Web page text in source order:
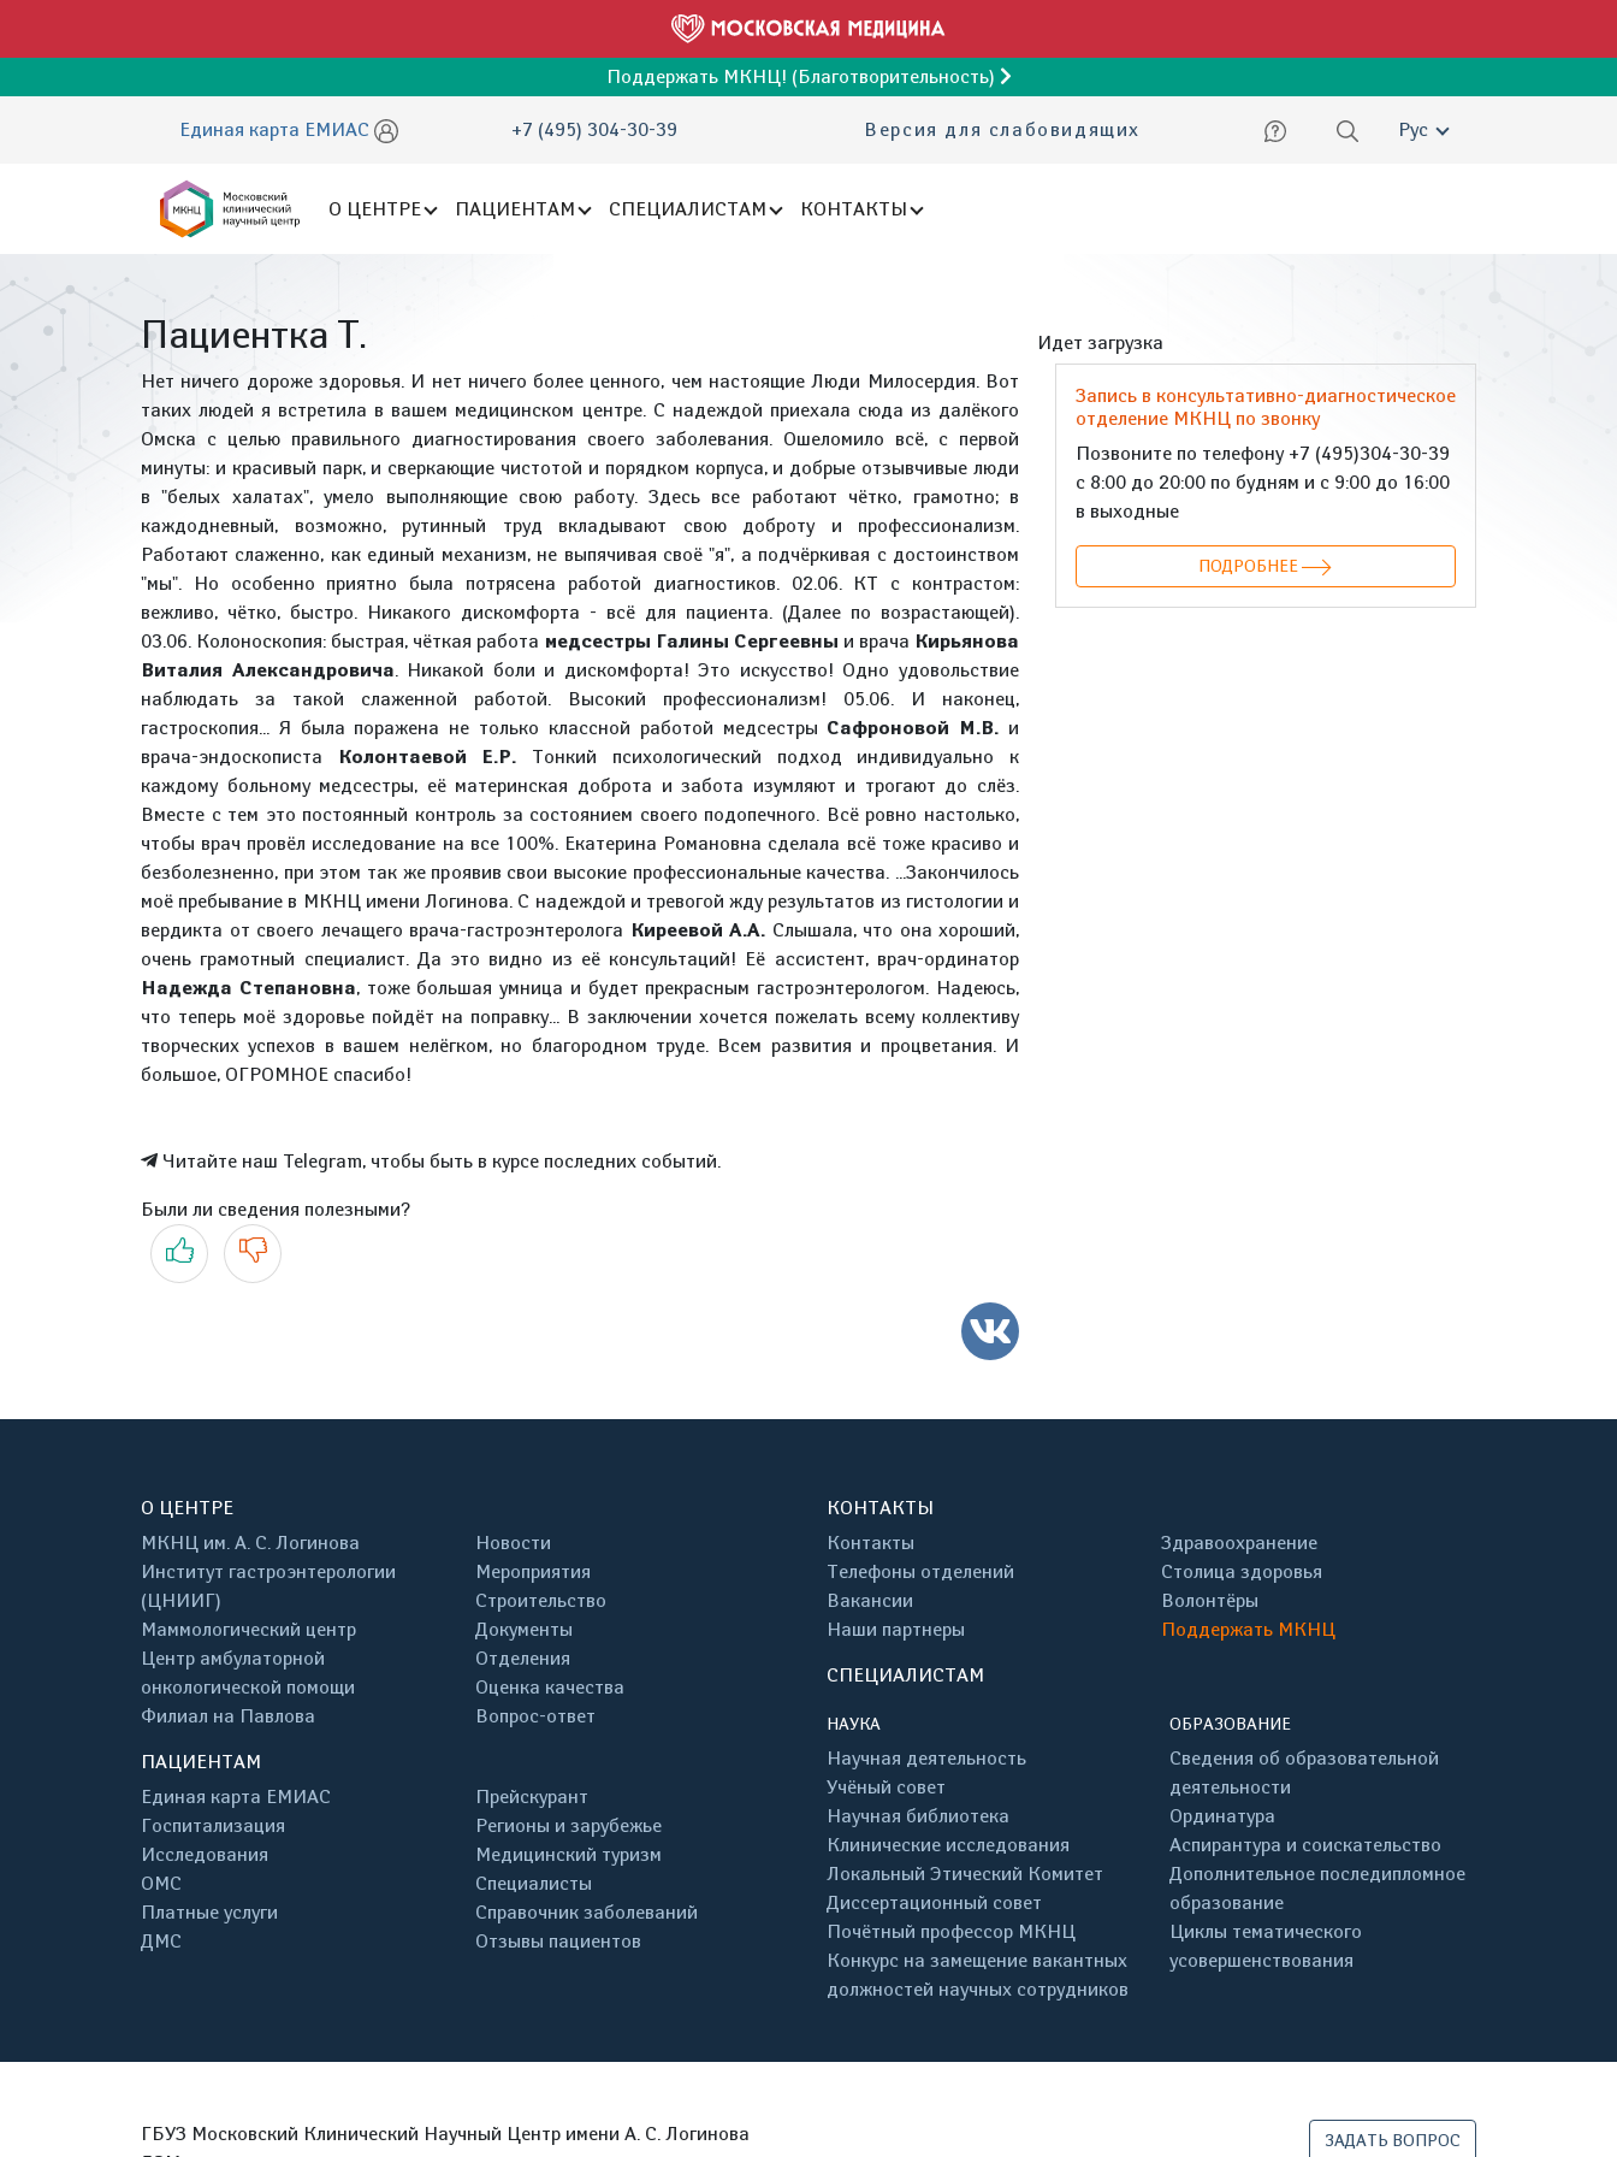
Поддержать МКНЦ! (Благотворительность)
Единая карта ЕМИАС +7 (495) 304-30-39 Версия для слабовидящих Русский
О ЦЕНТРЕ ПАЦИЕНТАМ СПЕЦИАЛИСТАМ КОНТАКТЫ
Пациентка Т.
Нет ничего дороже здоровья. И нет ничего более ценного, чем настоящие Люди Милосердия. Вот
таких людей я встретила в вашем медицинском центре. С надеждой приехала сюда из далёкого
Омска с целью правильного диагностирования своего заболевания. Ошеломило всё, с первой
минуты: и красивый парк, и сверкающие чистотой и порядком корпуса, и добрые отзывчивые люди
в "белых халатах", умело выполняющие свою работу. Здесь все работают чётко, грамотно; в
каждодневный, возможно, рутинный труд вкладывают свою доброту и профессионализм.
Работают слаженно, как единый механизм, не выпячивая своё "я", а подчёркивая с достоинством
"мы". Но особенно приятно была потрясена работой диагностиков. 02.06. КТ с контрастом:
вежливо, чётко, быстро. Никакого дискомфорта - всё для пациента. (Далее по возрастающей).
03.06. Колоноскопия: быстрая, чёткая работа медсестры Галины Сергеевны и врача Кирьянова
Виталия Александровича. Никакой боли и дискомфорта! Это искусство! Одно удовольствие
наблюдать за такой слаженной работой. Высокий профессионализм! 05.06. И наконец,
гастроскопия... Я была поражена не только классной работой медсестры Сафроновой М.В. и
врача-эндоскописта
Колонтаевой Е.Р. Тонкий психологический подход индивидуально к
каждому больному медсестры, её материнская доброта и забота изумляют и трогают до слёз.
Вместе с тем это постоянный контроль за состоянием своего подопечного. Всё ровно настолько,
чтобы врач провёл исследование на все 100%. Екатерина Романовна сделала всё тоже красиво и
безболезненно, при этом так же проявив свои высокие профессиональные качества. ...Закончилось
моё пребывание в МКНЦ имени Логинова. С надеждой и тревогой жду результатов из гистологии и
вердикта от своего лечащего врача-гастроэнтеролога Киреевой А.А. Слышала, что она хороший,
очень грамотный специалист. Да это видно из её консультаций! Её ассистент, врач-ординатор
Надежда Степановна, тоже большая умница и будет прекрасным гастроэнтерологом. Надеюсь,
что теперь моё здоровье пойдёт на поправку... В заключении хочется пожелать всему коллективу
творческих успехов в вашем нелёгком, но благородном труде. Всем развития и процветания. И
большое, ОГРОМНОЕ спасибо!
Читайте наш Telegram, чтобы быть в курсе последних событий.
Были ли сведения полезными?
Да Нет
ВКонтакте
Идет загрузка
Запись в консультативно-диагностическое
отделение МКНЦ по звонку
Позвоните по телефону +7 (495)304-30-39
с 8:00 до 20:00 по будням и с 9:00 до 16:00
в выходные
ПОДРОБНЕЕ
О ЦЕНТРЕ
МКНЦ им. А. С. Логинова
Институт гастроэнтерологии
(ЦНИИГ)
Маммологический центр
Центр амбулаторной
онкологической помощи
Филиал на Павлова
Новости
Мероприятия
Строительство
Документы
Отделения
Оценка качества
Вопрос-ответ
ПАЦИЕНТАМ
Единая карта ЕМИАС
Госпитализация
Исследования
ОМС
Платные услуги
ДМС
Прейскурант
Регионы и зарубежье
Медицинский туризм
Специалисты
Справочник заболеваний
Отзывы пациентов
КОНТАКТЫ
Контакты
Телефоны отделений
Вакансии
Наши партнеры
Здравоохранение
Столица здоровья
Волонтёры
Поддержать МКНЦ
СПЕЦИАЛИСТАМ
НАУКА
Научная деятельность
Учёный совет
Научная библиотека
Клинические исследования
Локальный Этический Комитет
Диссертационный совет
Почётный профессор МКНЦ
Конкурс на замещение вакантных
должностей научных сотрудников
ОБРАЗОВАНИЕ
Сведения об образовательной
деятельности
Ординатура
Аспирантура и соискательство
Дополнительное последипломное
образование
Циклы тематического
усовершенствования
ГБУЗ Московский Клинический Научный Центр имени А. С. Логинова
ЗАДАТЬ ВОПРОС